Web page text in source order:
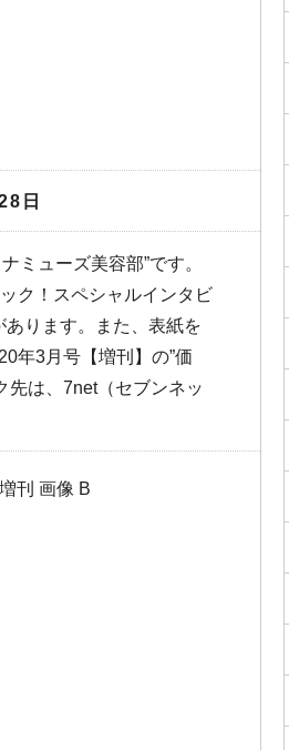
日
ミューズ美容部”です。
ク！スペシャルインタビ
あります。また、表紙を
年3月号【増刊】の”価
先は、7net（セブンネッ